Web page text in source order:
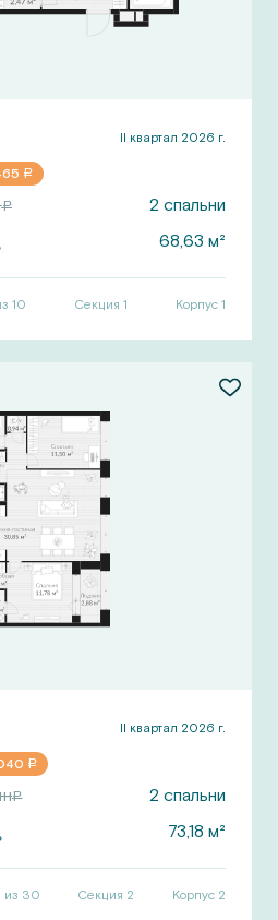
II квартал 2026 г.
a
a 2 спальни
68,63 м²
10 Секция 1 Корпус 1
II квартал 2026 г.
a
a 2 спальни
73,18 м²
из 30 Секция 2 Корпус 2